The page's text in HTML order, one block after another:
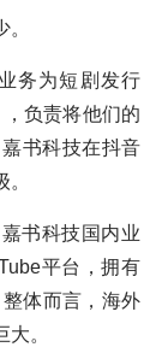
务为短剧发行
负责将他们的
书科技在抖音
书科技国内业
平台，拥有
体而言，海外
。